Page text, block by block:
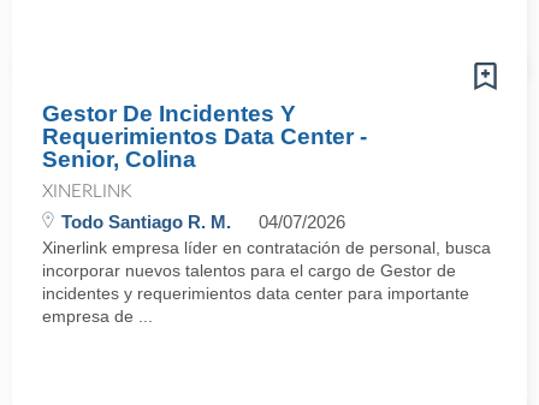
Gestor De Incidentes Y
Requerimientos Data Center -
Senior, Colina
XINERLINK
Todo Santiago R. M. 04/07/2026
Xinerlink empresa líder en contratación de personal, busca
incorporar nuevos talentos para el cargo de Gestor de
incidentes y requerimientos data center para importante
empresa de ...